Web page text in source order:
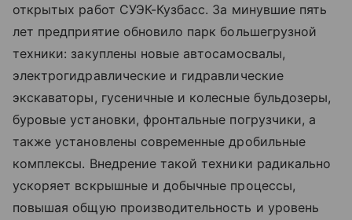
открытых работ СУЭК-Кузбасс. За минувшие пять
лет предприятие обновило парк большегрузной
техники: закуплены новые автосамосвалы,
электрогидравлические и гидравлические
экскаваторы, гусеничные и колесные бульдозеры,
буровые установки, фронтальные погрузчики, а
также установлены современные дробильные
комплексы. Внедрение такой техники радикально
ускоряет вскрышные и добычные процессы,
повышая общую производительность и уровень